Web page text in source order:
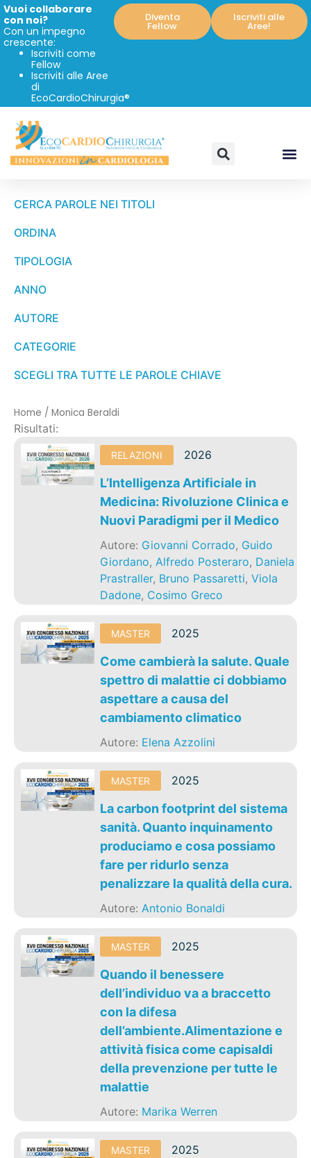
Vuoi collaborare
con noi?
Con un impegno
crescente:
Iscriviti come
Fellow
Iscriviti alle Aree
di
EcoCardioChirurgia®
Diventa
Fellow
Iscriviti alle
Aree!
CERCA PAROLE NEI TITOLI
ORDINA
TIPOLOGIA
ANNO
AUTORE
CATEGORIE
SCEGLI TRA TUTTE LE PAROLE CHIAVE
Home / Monica Beraldi
Risultati:
RELAZIONI 2026
L’Intelligenza Artificiale in
Medicina: Rivoluzione Clinica e
Nuovi Paradigmi per il Medico
Autore: Giovanni Corrado, Guido
Giordano,Alfredo Posteraro, Daniela
Prastraller, Bruno Passaretti,Viola
Dadone, Cosimo Greco
MASTER 2025
Come cambierà la salute. Quale
spettro di malattie ci dobbiamo
aspettare a causa del
cambiamento climatico
Autore: Elena Azzolini
MASTER 2025
La carbon footprint del sistema
sanità. Quanto inquinamento
produciamo e cosa possiamo
fare per ridurlo senza
penalizzare la qualità della cura.
Autore:Antonio Bonaldi
MASTER 2025
Quando il benessere
dell’individuo va a braccetto
con la difesa
dell’ambiente.Alimentazione e
attività fisica come capisaldi
della prevenzione per tutte le
malattie
Autore: Marika Werren
MASTER 2025